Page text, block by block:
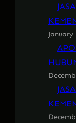
January